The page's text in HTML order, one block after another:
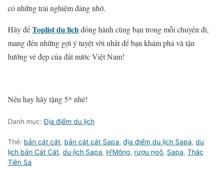
có những trải nghiệm đáng nhớ.
Hãy đểToplist du lịchđồng hành cùng bạn trong mỗi chuyến đi,
mang đến những gợi ý tuyệt vời nhất để bạn khám phá và tận
hưởng vẻ đẹp của đất nước Việt Nam!
Nếu hay hãy tặng 5* nhé!
Danh mục:Địa điểm du lịch
Thẻ: bản cát cát, bản cát cát Sapa, địa điểm du lịch Sapa, du
lịch bản Cát Cát, du lịch Sapa, H'Mông, rượu ngô, Sapa, Thác
Tiên Sa